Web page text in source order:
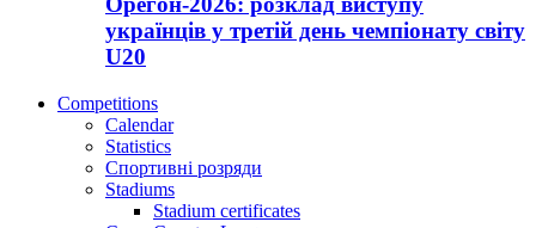
українців у третій день чемпіонату світу
U20
Competitions
Calendar
Statistics
Спортивні розряди
Stadiums
Stadium certificates